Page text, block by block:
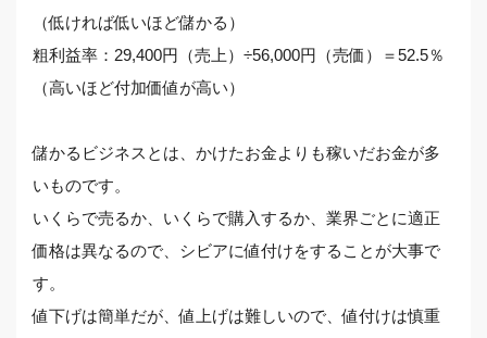
（低ければ低いほど儲かる）
粗利益率：29,400円（売上）÷56,000円（売価）＝52.5％
（高いほど付加価値が高い）
儲かるビジネスとは、かけたお金よりも稼いだお金が多
いものです。
いくらで売るか、いくらで購入するか、業界ごとに適正
価格は異なるので、シビアに値付けをすることが大事で
す。
値下げは簡単だが、値上げは難しいので、値付けは慎重